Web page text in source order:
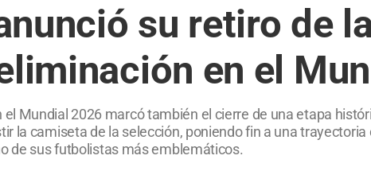
su retiro de
en el
Mundial 2026 marcó también el cierre de una etapa
la camiseta de la selección, poniendo fin a una
de sus futbolistas más emblemáticos.